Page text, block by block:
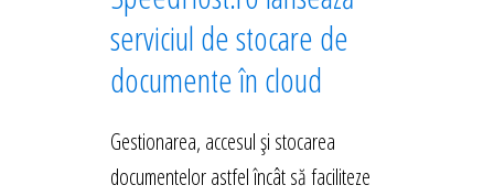
serviciul de stocare de
documente în cloud
Gestionarea, accesul și stocarea
documentelor astfel încât să faciliteze